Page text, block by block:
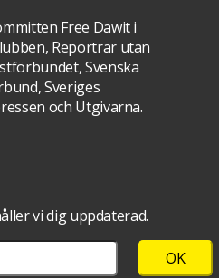
Free Dawit i
Reportrar utan
Svenska
Sveriges
och Utgivarna.
vi dig uppdaterad.